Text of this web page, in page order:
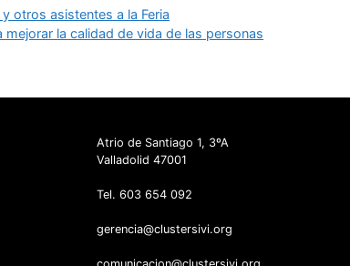
otros asistentes a la Feria
la calidad de vida de las personas
Atrio de Santiago 1, 3ºA
Valladolid 47001
Tel. 603 654 092
gerencia@clustersivi.org